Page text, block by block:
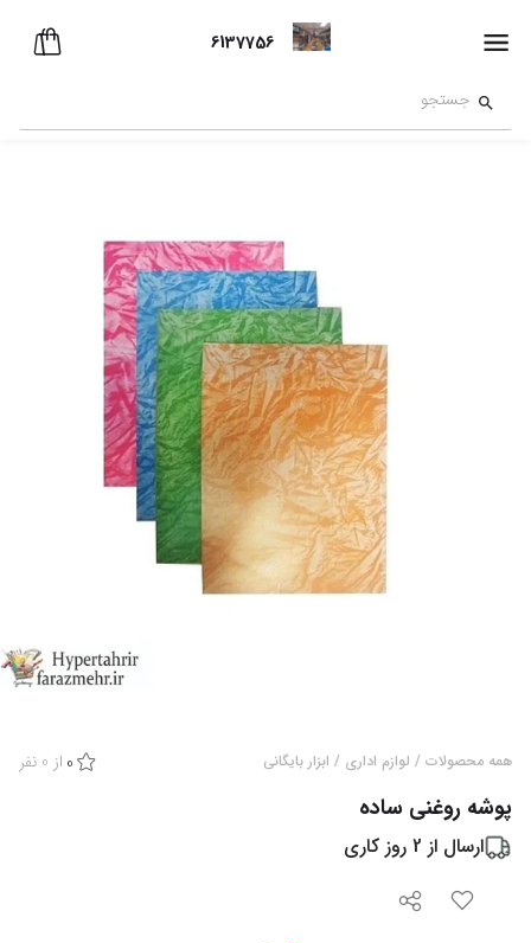
6137756
همه محصولات / لوازم اداری / ابزار بایگانی 0 از 0 نفر
پوشه روغنی ساده
ارسال از 2 روز کاری